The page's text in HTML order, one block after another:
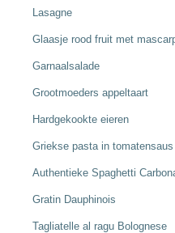
Lasagne
Glaasje rood fruit met
Garnaalsalade
Grootmoeders appeltaart
Hardgekookte eieren
Griekse pasta in
Authentieke Spaghetti
Gratin Dauphinois
Tagliatelle al ragu Bolognese